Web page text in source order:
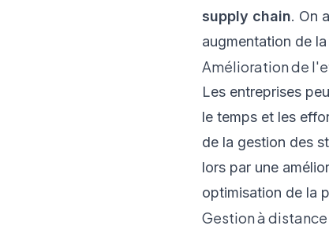
supply chain. On
augmentation de
Amélioration de
Les entreprises
le temps et les
de la gestion des
lors par une
optimisation de la
Gestion à distance